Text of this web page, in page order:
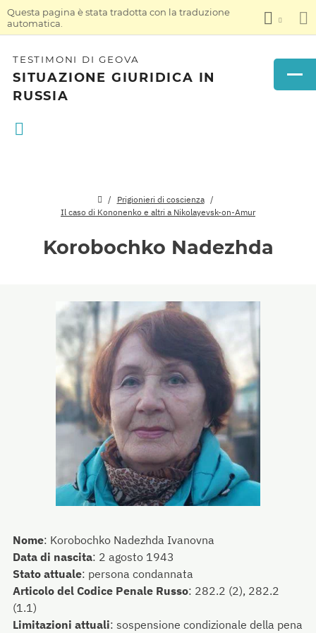
Questa pagina è stata tradotta con la traduzione
automatica.
TESTIMONI DI GEOVA
SITUAZIONE GIURIDICA IN
RUSSIA
Prigionieri di coscienza
Il caso di Kononenko e altri a Nikolayevsk-on-Amur
Korobochko Nadezhda
Nome: Korobochko Nadezhda Ivanovna
Data di nascita: 2 agosto 1943
Stato attuale: persona condannata
Articolo del Codice Penale Russo: 282.2 (2), 282.2
(1.1)
Limitazioni attuali: sospensione condizionale della pena